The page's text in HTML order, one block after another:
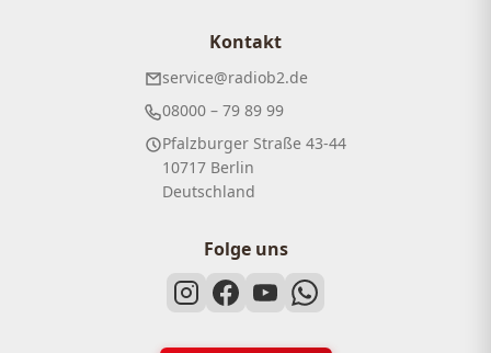
Kontakt
service@radiob2.de
08000 – 79 89 99
Pfalzburger Straße 43-44
10717 Berlin
Deutschland
Folge uns